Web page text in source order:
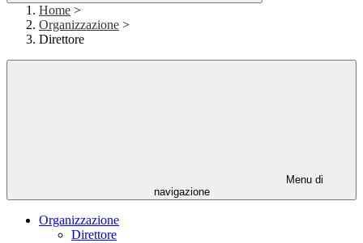
Home >
Organizzazione >
Direttore
Menu di
navigazione
Organizzazione
Direttore